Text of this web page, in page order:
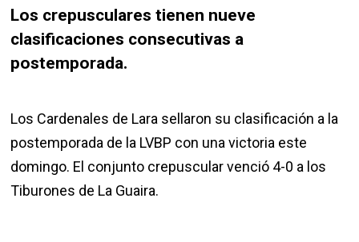
Los crepusculares tienen nueve
clasificaciones consecutivas a
postemporada.
Los Cardenales de Lara sellaron su clasificación a la
postemporada de la LVBP con una victoria este
domingo. El conjunto crepuscular venció 4-0 a los
Tiburones de La Guaira.